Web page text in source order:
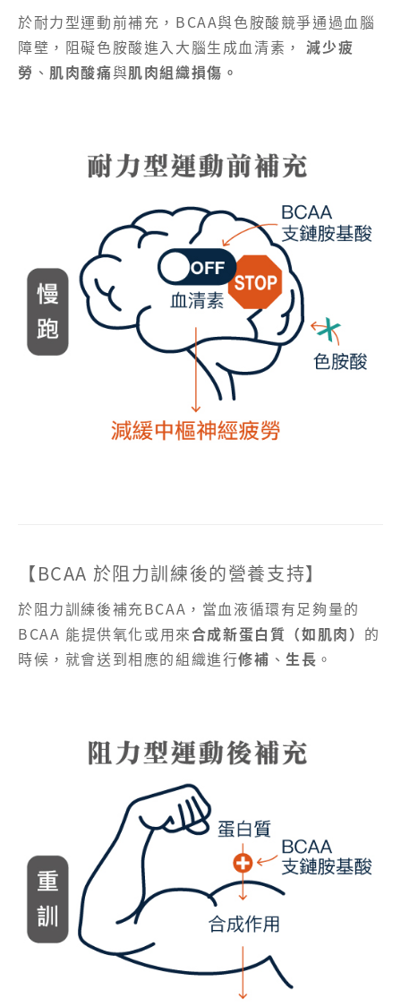
於耐力型運動前補充，BCAA與色胺酸競爭通過血腦
障壁，阻礙色胺酸進入大腦生成血清素，減少疲
勞 、 肌肉酸痛與肌肉組織損傷。
【BCAA 於阻力訓練後的營養支持】
於阻力訓練後補充BCAA，當血液循環有足夠量的
BCAA 能提供氧化或用來合成新蛋白質（如肌肉） 的
時候，就會送到相應的組織進行修補 、生長 。